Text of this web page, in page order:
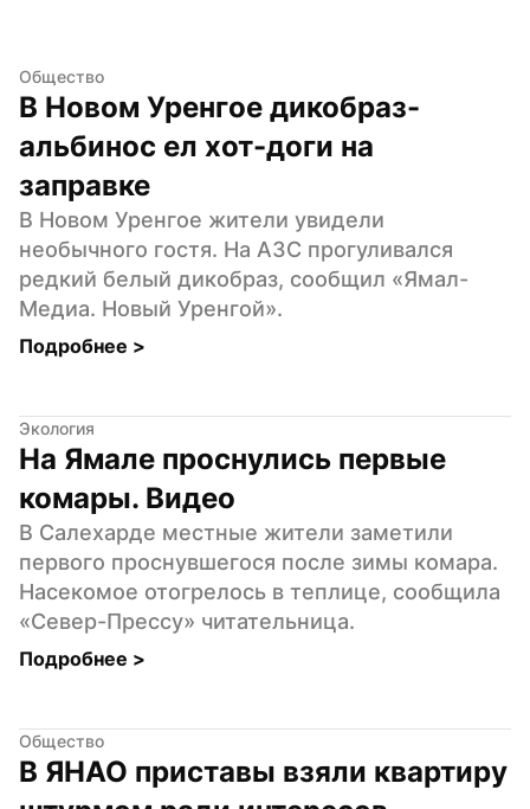
Общество
В Новом Уренгое дикобраз-
альбинос ел хот-доги на
заправке
В Новом Уренгое жители увидели
необычного гостя. На АЗС прогуливался
редкий белый дикобраз, сообщил «Ямал-
Медиа. Новый Уренгой».
Подробнее >
Экология
На Ямале проснулись первые
комары. Видео
В Салехарде местные жители заметили
первого проснувшегося после зимы комара.
Насекомое отогрелось в теплице, сообщила
«Север-Прессу» читательница.
Подробнее >
Общество
В ЯНАО приставы взяли квартиру